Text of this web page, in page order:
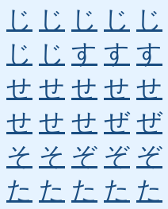
じ じ じ じ じ
じ じ す す す
せ せ せ せ せ
せ せ せ ぜ ぜ
そ そ ぞ ぞ ぞ
た た た た た